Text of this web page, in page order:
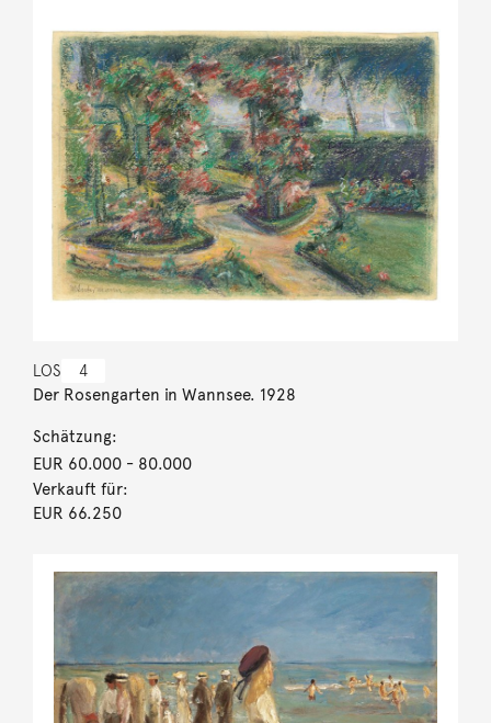
LOS 4
Der Rosengarten in Wannsee. 1928
Schätzung:
EUR 60.000- 80.000
Verkauft für:
EUR 66.250